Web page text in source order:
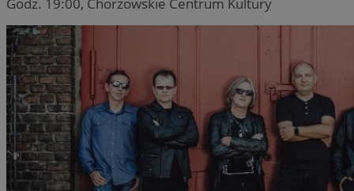
Godz. 19:00, Chorzowskie Centrum Kultury